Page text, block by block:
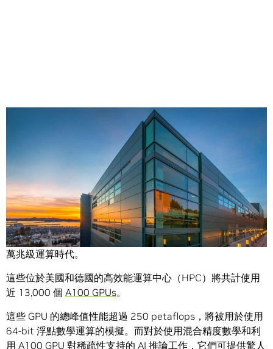
全球有六個超算中心率先採用 NVIDIA Ampere 架構。 他們
將用它把科學帶入從天體物理學到病毒微生物學等領域的百
萬兆級運算時代。
這些位於美國和德國的高效能運算中心（HPC）將共計使用
近 13,000 個 A100 GPUs。
這些 GPU 的總峰值性能超過 250 petaflops，將被用於使用
64-bit 浮點數學運算的模擬。而對於使用混合精度數學和利
用 A100 GPU 對稀疏性支持的 AI 推論工作，它們可提供驚人